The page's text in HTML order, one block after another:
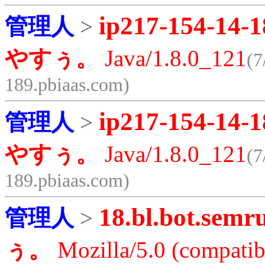
管理人 > ip217-154-14-
やすぅ。 Java/1.8.0_121
189.pbiaas.com)
管理人 > ip217-154-14-
やすぅ。 Java/1.8.0_121
189.pbiaas.com)
管理人 >
ぅ。
Mozilla/5.0